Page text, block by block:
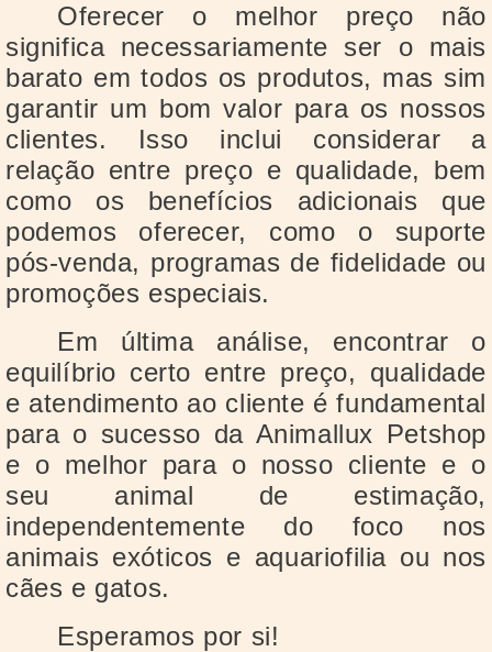
Oferecer o melhor preço não
significa necessariamente ser o mais
barato em todos os produtos, mas sim
garantir um bom valor para os nossos
clientes. Isso inclui considerar a
relação entre preço e qualidade, bem
como os benefícios adicionais que
podemos oferecer, como o suporte
pós-venda, programas de fidelidade ou
promoções especiais.
Em última análise, encontrar o
equilíbrio certo entre preço, qualidade
e atendimento ao cliente é fundamental
para o sucesso da Animallux Petshop
e o melhor para o nosso cliente e o
seu animal de estimação,
independentemente do foco nos
animais exóticos e aquariofilia ou nos
cães e gatos.
Esperamos por si!